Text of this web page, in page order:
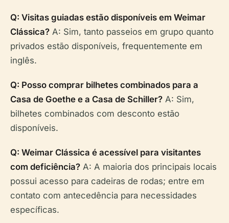
Q: Visitas guiadas estão disponíveis em Weimar
Clássica? A: Sim, tanto passeios em grupo quanto
privados estão disponíveis, frequentemente em
inglês.
Q: Posso comprar bilhetes combinados para a
Casa de Goethe e a Casa de Schiller? A: Sim,
bilhetes combinados com desconto estão
disponíveis.
Q: Weimar Clássica é acessível para visitantes
com deficiência? A: A maioria dos principais locais
possui acesso para cadeiras de rodas; entre em
contato com antecedência para necessidades
específicas.